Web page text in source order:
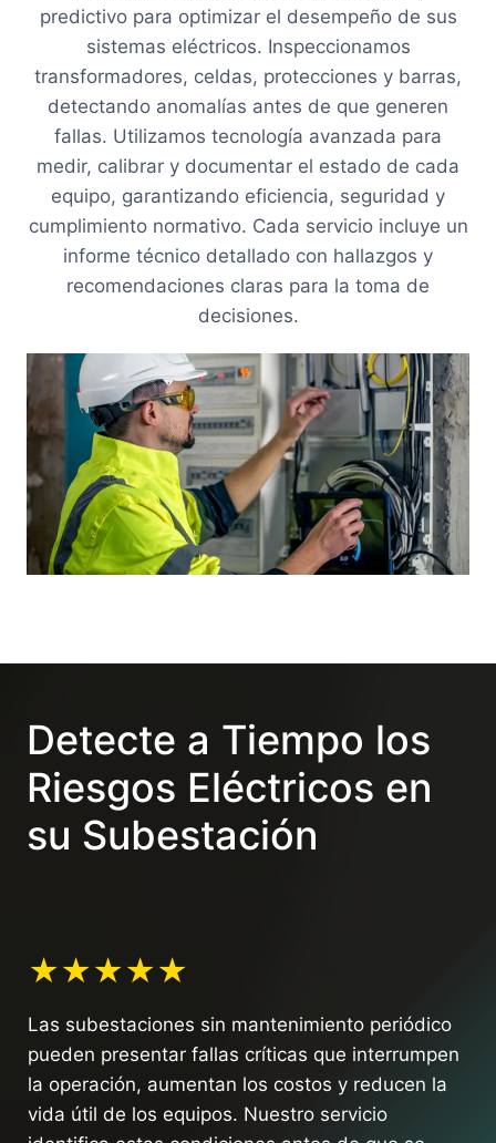
predictivo para optimizar el desempeño de sus
sistemas eléctricos. Inspeccionamos
transformadores, celdas, protecciones y barras,
detectando anomalías antes de que generen
fallas. Utilizamos tecnología avanzada para
medir, calibrar y documentar el estado de cada
equipo, garantizando eficiencia, seguridad y
cumplimiento normativo. Cada servicio incluye un
informe técnico detallado con hallazgos y
recomendaciones claras para la toma de
decisiones.
Detecte a Tiempo los
Riesgos Eléctricos en
su Subestación
★★★★★
Las subestaciones sin mantenimiento periódico
pueden presentar fallas críticas que interrumpen
la operación, aumentan los costos y reducen la
vida útil de los equipos. Nuestro servicio